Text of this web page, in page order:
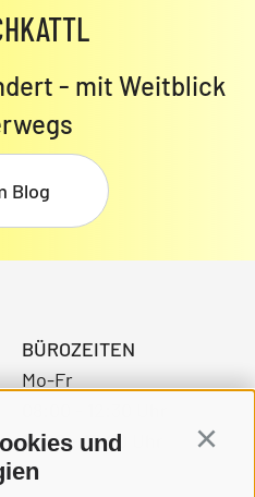
und
- mit Weitblick
Blog
BÜROZEITEN
Mo-Fr
14.00 – 17:00 Uhr